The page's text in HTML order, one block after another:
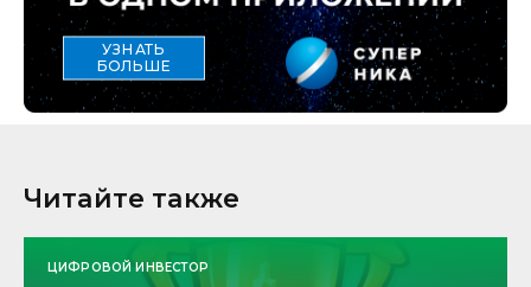
УЗНАТЬ
БОЛЬШЕ
Читайте также
ЦИФРОВОЙ ИНВЕСТОР